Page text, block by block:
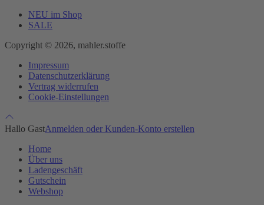
NEU im Shop
SALE
Copyright © 2026, mahler.stoffe
Impressum
Datenschutzerklärung
Vertrag widerrufen
Cookie-Einstellungen
Hallo GastAnmelden oder Kunden-Konto erstellen
Home
Über uns
Ladengeschäft
Gutschein
Webshop